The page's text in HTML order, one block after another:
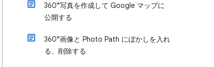
360°写真を作成して Google マップに
公開する
360°画像と Photo Path にぼかしを入れ
る、削除する